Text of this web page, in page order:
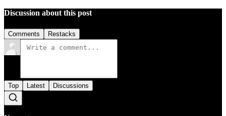
Discussion about this post
Comments Restacks
Top Latest Discussions